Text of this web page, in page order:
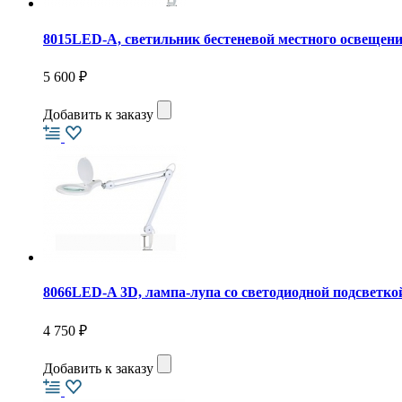
8015LED-A, светильник бестеневой местного
5 600 ₽
Добавить к заказу
8066LED-A 3D, лампа-лупа со светодиодной
4 750 ₽
Добавить к заказу